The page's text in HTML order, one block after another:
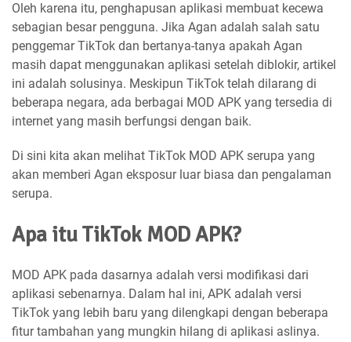
Oleh karena itu, penghapusan aplikasi membuat kecewa
sebagian besar pengguna. Jika Agan adalah salah satu
penggemar TikTok dan bertanya-tanya apakah Agan
masih dapat menggunakan aplikasi setelah diblokir, artikel
ini adalah solusinya. Meskipun TikTok telah dilarang di
beberapa negara, ada berbagai MOD APK yang tersedia di
internet yang masih berfungsi dengan baik.
Di sini kita akan melihat TikTok MOD APK serupa yang
akan memberi Agan eksposur luar biasa dan pengalaman
serupa.
Apa itu TikTok MOD APK?
MOD APK pada dasarnya adalah versi modifikasi dari
aplikasi sebenarnya. Dalam hal ini, APK adalah versi
TikTok yang lebih baru yang dilengkapi dengan beberapa
fitur tambahan yang mungkin hilang di aplikasi aslinya.